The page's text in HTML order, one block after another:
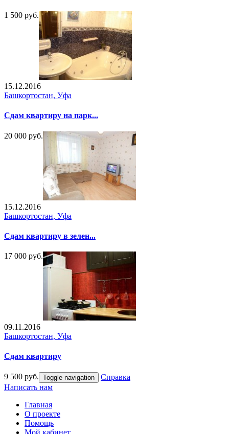
1 500 руб.
15.12.2016
Башкортостан, Уфа
Сдам квартиру на парк...
20 000 руб.
15.12.2016
Башкортостан, Уфа
Сдам квартиру в зелен...
17 000 руб.
09.11.2016
Башкортостан, Уфа
Сдам квартиру
9 500 руб. Toggle navigation
Справка
Написать нам
Главная
О проекте
Помощь
Мой кабинет